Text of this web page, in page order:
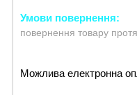
повернення товару